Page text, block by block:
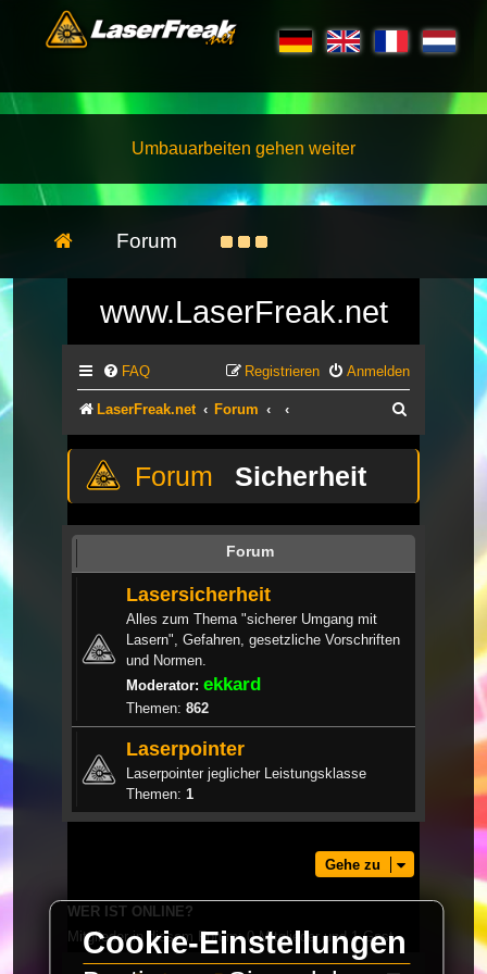
Umbauarbeiten gehen weiter
Forum
www.LaserFreak.net
FAQ Anmelden
Registrieren
LaserFreak.net Forum
Sicherheit
Forum
Lasersicherheit
Alles zum Thema "sicherer Umgang mit
Lasern", Gefahren, gesetzliche Vorschriften
und Normen.
Moderator: ekkard
Themen: 862
Laserpointer
Laserpointer jeglicher Leistungsklasse
Themen: 1
Gehe zu
WER IST ONLINE?
Mitglieder in diesem Forum: 0 Mitglieder und 1 Gast
Cookie-Einstellungen